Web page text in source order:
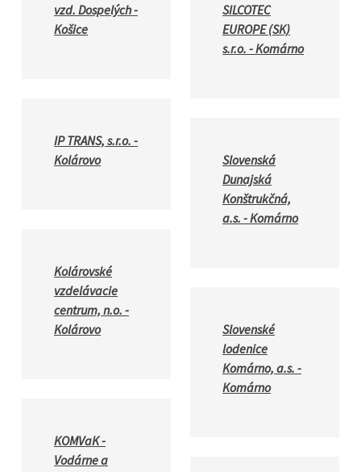
vzd. Dospelých -
Košice
IP TRANS, s.r.o. -
Kolárovo
Kolárovské
vzdelávacie
centrum, n.o. -
Kolárovo
KOMVaK -
Vodárne a
SILCOTEC
EUROPE (SK)
s.r.o. - Komárno
Slovenská
Dunajská
Konštrukčná,
a.s. - Komárno
Slovenské
lodenice
Komárno, a.s. -
Komárno